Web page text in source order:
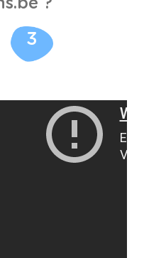
?
3